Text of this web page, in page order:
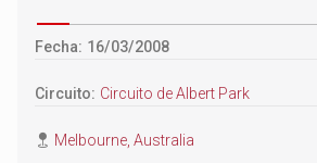
Fecha: 16/03/2008
Circuito: Circuito de Albert Park
Melbourne, Australia